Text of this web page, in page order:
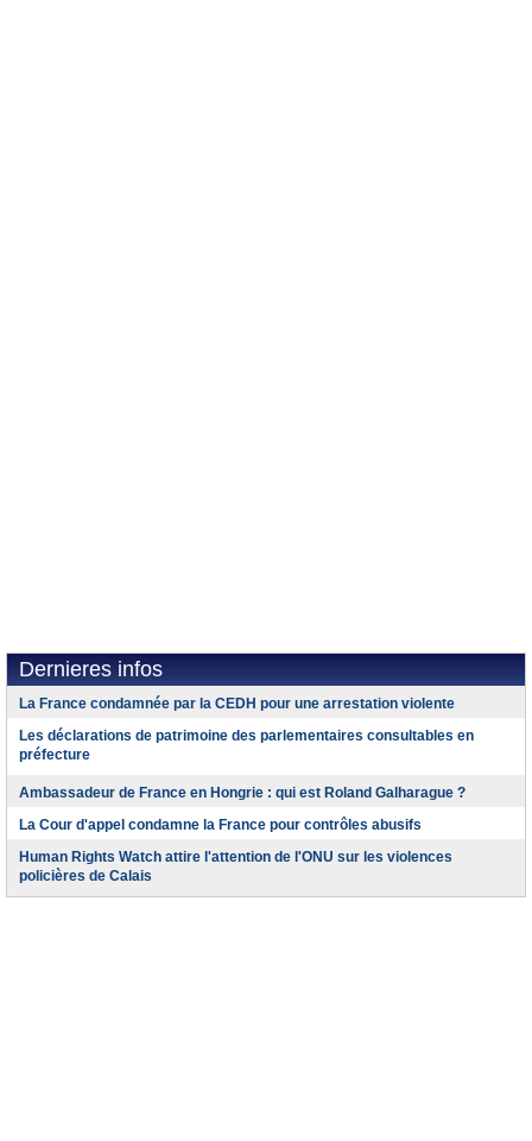
Dernieres infos
La France condamnée par la CEDH pour une arrestation violente
Les déclarations de patrimoine des parlementaires consultables en
préfecture
Ambassadeur de France en Hongrie : qui est Roland Galharague ?
La Cour d'appel condamne la France pour contrôles abusifs
Human Rights Watch attire l'attention de l'ONU sur les violences
policières de Calais